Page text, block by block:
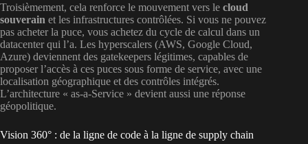
Troisièmement, cela renforce le mouvement vers le cloud
souverain et les infrastructures contrôlées. Si vous ne pouvez
pas acheter la puce, vous achetez du cycle de calcul dans un
datacenter qui l’a. Les hyperscalers (AWS, Google Cloud,
Azure) deviennent des gatekeepers légitimes, capables de
proposer l’accès à ces puces sous forme de service, avec une
localisation géographique et des contrôles intégrés.
L’architecture « as-a-Service » devient aussi une réponse
géopolitique.
Vision 360° : de la ligne de code à la ligne de supply chain